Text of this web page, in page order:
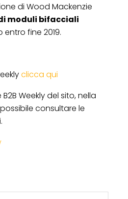
di Wood Mackenzie
moduli bifacciali
fine 2019.
clicca qui
Weekly del sito, nella
consultare le